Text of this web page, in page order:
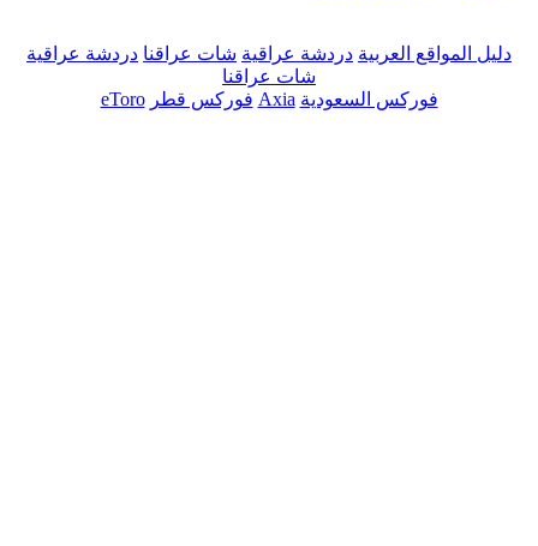
دليل المواقع العربية دردشة عراقية شات عراقنا دردشة عراقية
شات عراقنا
فوركس السعودية Axia فوركس قطر eToro